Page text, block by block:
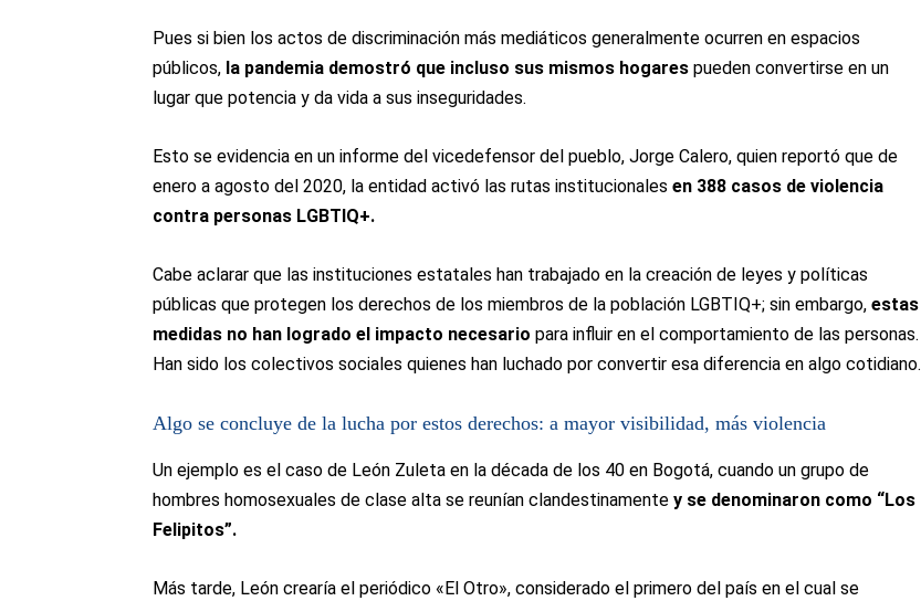
Pues si bien los actos de discriminación más mediáticos generalmente ocurren en espacios
públicos, la pandemia demostró que incluso sus mismos hogares pueden convertirse en un
lugar que potencia y da vida a sus inseguridades.
Esto se evidencia en un informe del vicedefensor del pueblo, Jorge Calero, quien reportó ​que de
enero a agosto del 2020, la entidad activó las rutas institucionales en 388 casos de violencia
contra personas LGBTIQ+.
Cabe aclarar que las instituciones estatales han trabajado en la creación de leyes y políticas
públicas que protegen los derechos de los miembros de la población LGBTIQ+; sin embargo, estas
medidas no han logrado el impacto necesario para influir en el comportamiento de las personas.
Han sido los colectivos sociales quienes han luchado por convertir esa diferencia en algo cotidiano.
Algo se concluye de la lucha por estos derechos: a mayor visibilidad, más violencia
Un ejemplo es el caso de León Zuleta en la década de los 40 en Bogotá, cuando un grupo de
hombres homosexuales de clase alta se reunían clandestinamente y se denominaron como “Los
Felipitos”.
Más tarde, León crearía el periódico «El Otro», considerado el primero del país en el cual se